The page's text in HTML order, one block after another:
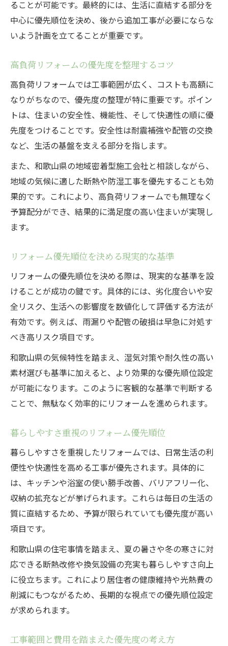
ることが可能です。最終的には、生活に直結する部分を
中心に優先順位を決め、後から追加工事が必要にならな
いよう計画を立てることが重要です。
高負荷リフォームの優先度を整理するコツ
高負荷リフォームでは工事範囲が広く、コストも高額に
なりがちなので、優先度の整理が特に重要です。ポイン
トは、住まいの安全性、機能性、そして快適性の順に優
先度をつけることです。安全性は耐震補強や配管の交換
など、生活の基盤を支える部分を指します。
また、和歌山県の地域密着型施工会社と相談しながら、
地域の気候に適した断熱や防湿工事を優先することも効
果的です。これにより、高負荷リフォームでも無理なく
予算配分ができ、結果的に満足度の高い住まいが実現し
ます。
リフォーム優先順位を決める現実的な基準
リフォームの優先順位を決める際は、現実的な基準を設
けることが成功の鍵です。具体的には、劣化度合いや安
全リスク、生活への影響度を数値化して評価する方法が
有効です。例えば、雨漏りや配管の破損は早急に対処す
べき高リスク項目です。
和歌山県の気候特性を踏まえ、湿気対策や耐久性の高い
素材選びも基準に加えると、より効果的な優先順位設定
が可能になります。このように客観的な基準で判断する
ことで、無駄なく効率的にリフォームを進められます。
暮らしやすさ重視のリフォーム優先順位
暮らしやすさを重視したリフォームでは、日常生活の利
便性や快適性を高める工事が優先されます。具体的に
は、キッチンや浴室の使い勝手改善、バリアフリー化、
収納の拡充などが挙げられます。これらは毎日の生活の
質に直結するため、予算が限られていても優先度が高い
項目です。
和歌山県の住宅事情を踏まえ、夏の暑さや冬の寒さに対
応できる断熱改修や換気設備の充実も暮らしやすさ向上
に役立ちます。これにより居住者の健康維持や光熱費の
削減にもつながるため、長期的な視点での優先順位設定
が求められます。
工事範囲と費用を踏まえた優先度の考え方